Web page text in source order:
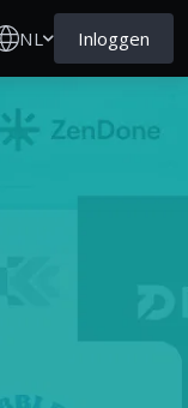
NL Inloggen